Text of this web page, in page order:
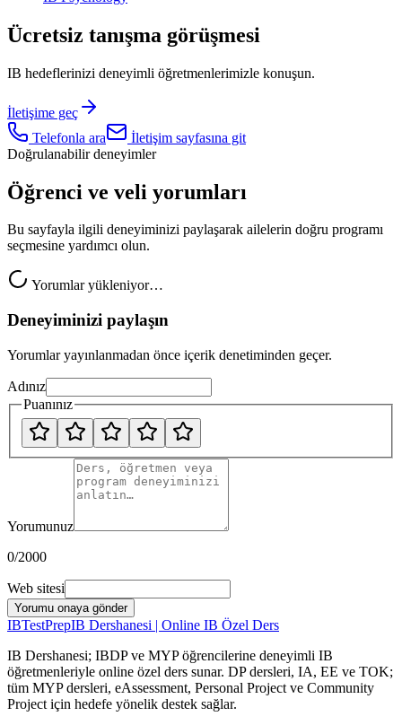
Ücretsiz tanışma görüşmesi
IB hedeflerinizi deneyimli öğretmenlerimizle konuşun.
İletişime geç
Telefonla ara
İletişim sayfasına git
Doğrulanabilir deneyimler
Öğrenci ve veli yorumları
Bu sayfayla ilgili deneyiminizi paylaşarak ailelerin doğru programı
seçmesine yardımcı olun.
Yorumlar yükleniyor…
Deneyiminizi paylaşın
Yorumlar yayınlanmadan önce içerik denetiminden geçer.
Adınız
Puanınız
Yorumunuz
0/2000
Web sitesi
Yorumu onaya gönder
IBTestPrepIB Dershanesi | Online IB Özel Ders
IB Dershanesi; IBDP ve MYP öğrencilerine deneyimli IB
öğretmenleriyle online özel ders sunar. DP dersleri, IA, EE ve TOK;
tüm MYP dersleri, eAssessment, Personal Project ve Community
Project için hedefe yönelik destek sağlar.